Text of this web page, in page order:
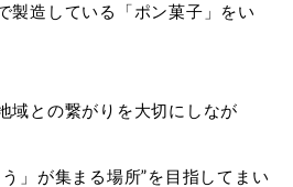
製造している「ポン菓子」をい
域との繋がりを大切にしなが
」が集まる場所”を目指してまい